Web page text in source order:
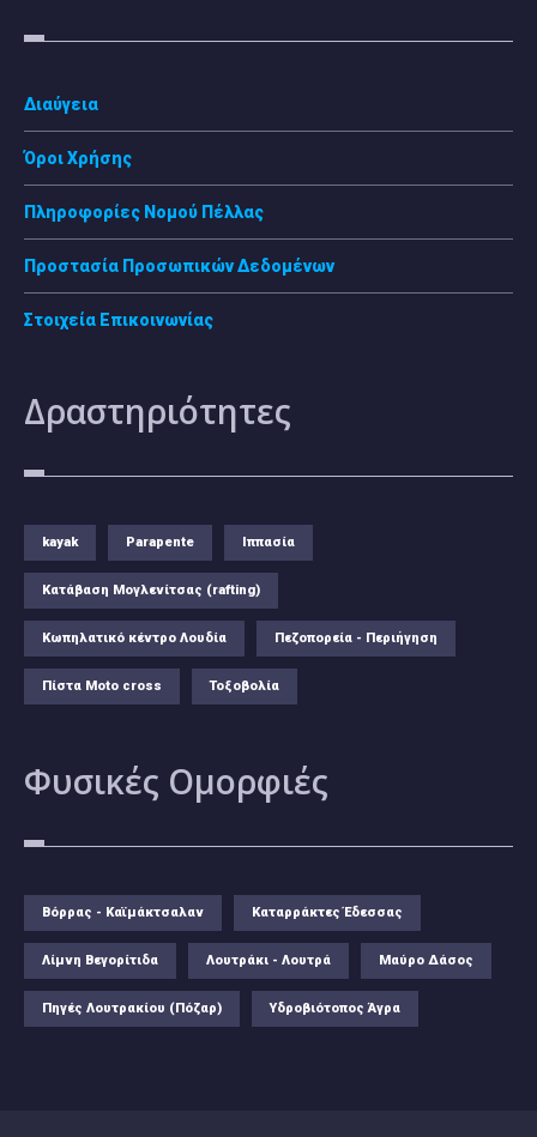
Διαύγεια
Όροι Χρήσης
Πληροφορίες Νομού Πέλλας
Προστασία Προσωπικών Δεδομένων
Στοιχεία Επικοινωνίας
Δραστηριότητες
kayak Parapente Ιππασία
Κατάβαση Μογλενίτσας (rafting)
Κωπηλατικό κέντρο Λουδία Πεζοπορεία - Περιήγηση
Πίστα Moto cross Τοξοβολία
Φυσικές Ομορφιές
Βόρρας - Καϊμάκτσαλαν Καταρράκτες Έδεσσας
Λίμνη Βεγορίτιδα Λουτράκι - Λουτρά Μαύρο Δάσος
Πηγές Λουτρακίου (Πόζαρ) Υδροβιότοπος Άγρα